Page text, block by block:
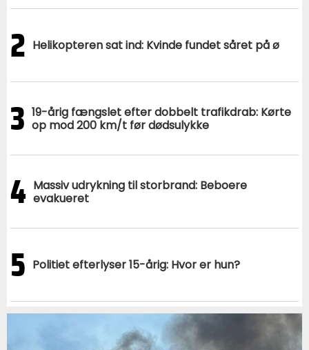
2 Helikopteren sat ind: Kvinde fundet såret på ø
3 19-årig fængslet efter dobbelt trafikdrab: Kørte
op mod 200 km/t før dødsulykke
4 Massiv udrykning til storbrand: Beboere
evakueret
5 Politiet efterlyser 15-årig: Hvor er hun?